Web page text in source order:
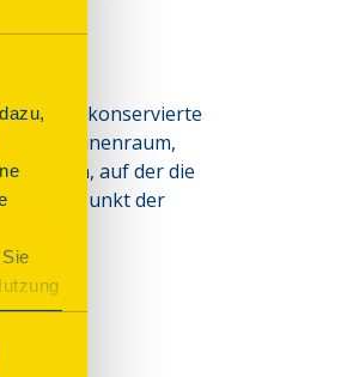
Tool
den
eine konservierte
Maschinenraum,
an, auf der die
Zeitpunkt der